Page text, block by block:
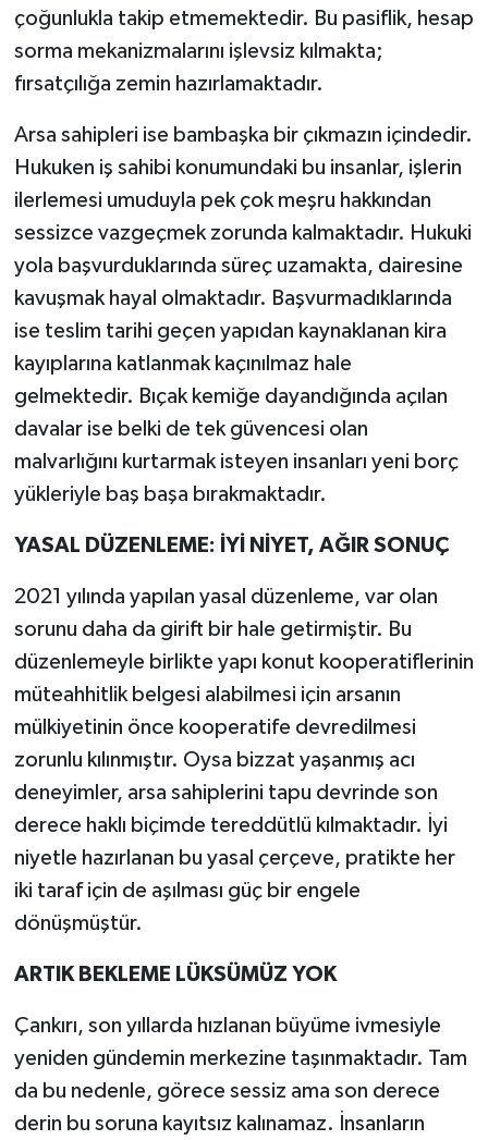
çoğunlukla takip etmemektedir. Bu pasiflik, hesap
sorma mekanizmalarını işlevsiz kılmakta;
fırsatçılığa zemin hazırlamaktadır.
Arsa sahipleri ise bambaşka bir çıkmazın içindedir.
Hukuken iş sahibi konumundaki bu insanlar, işlerin
ilerlemesi umuduyla pek çok meşru hakkından
sessizce vazgeçmek zorunda kalmaktadır. Hukuki
yola başvurduklarında süreç uzamakta, dairesine
kavuşmak hayal olmaktadır. Başvurmadıklarında
ise teslim tarihi geçen yapıdan kaynaklanan kira
kayıplarına katlanmak kaçınılmaz hale
gelmektedir. Bıçak kemiğe dayandığında açılan
davalar ise belki de tek güvencesi olan
malvarlığını kurtarmak isteyen insanları yeni borç
yükleriyle baş başa bırakmaktadır.
YASAL DÜZENLEME: İYİ NİYET, AĞIR SONUÇ
2021 yılında yapılan yasal düzenleme, var olan
sorunu daha da girift bir hale getirmiştir. Bu
düzenlemeyle birlikte yapı konut kooperatiflerinin
müteahhitlik belgesi alabilmesi için arsanın
mülkiyetinin önce kooperatife devredilmesi
zorunlu kılınmıştır. Oysa bizzat yaşanmış acı
deneyimler, arsa sahiplerini tapu devrinde son
derece haklı biçimde tereddütlü kılmaktadır. İyi
niyetle hazırlanan bu yasal çerçeve, pratikte her
iki taraf için de aşılması güç bir engele
dönüşmüştür.
ARTIK BEKLEME LÜKSÜMÜZ YOK
Çankırı, son yıllarda hızlanan büyüme ivmesiyle
yeniden gündemin merkezine taşınmaktadır. Tam
da bu nedenle, görece sessiz ama son derece
derin bu soruna kayıtsız kalınamaz. İnsanların